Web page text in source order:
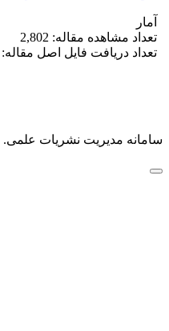
آمار
تعداد مشاهده مقاله: 2,802
تعداد دریافت فایل اصل مقاله: 1,523
سامانه مدیریت نشریات علمی.